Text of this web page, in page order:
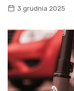
3 grudnia 2025